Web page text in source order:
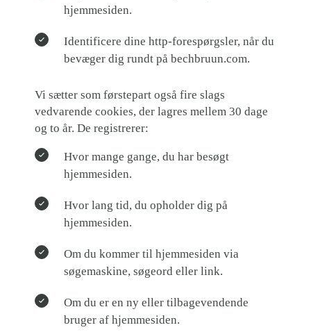
hjemmesiden.
Identificere dine http-forespørgsler, når du
bevæger dig rundt på bechbruun.com.
Vi sætter som førstepart også fire slags
vedvarende cookies, der lagres mellem 30 dage
og to år. De registrerer:
Hvor mange gange, du har besøgt
hjemmesiden.
Hvor lang tid, du opholder dig på
hjemmesiden.
Om du kommer til hjemmesiden via
søgemaskine, søgeord eller link.
Om du er en ny eller tilbagevendende
bruger af hjemmesiden.